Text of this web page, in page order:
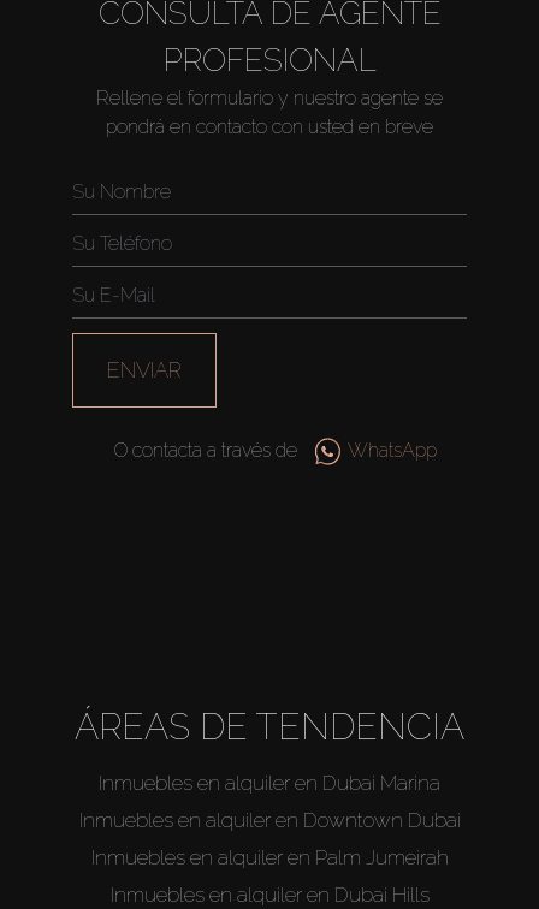
Alquilar
Agentes
About Us
CONSULTA DE AGENTE
PROFESIONAL
Rellene el formulario y nuestro agente se
pondrá en contacto con usted en breve
ENVIAR
O contacta a través de WhatsApp
ÁREAS DE TENDENCIA
Inmuebles en alquiler en Dubai Marina
Inmuebles en alquiler en Downtown Dubai
Inmuebles en alquiler en Palm Jumeirah
Inmuebles en alquiler en Dubai Hills